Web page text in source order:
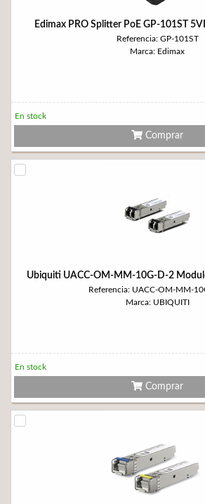
Edimax PRO Splitter PoE GP-101ST
Referencia: GP-101ST
Marca: Edimax
En stock
Comprar
Ubiquiti UACC-OM-MM-10G-D-2
Referencia: UACC-OM-MM-
Marca: UBIQUITI
En stock
Comprar